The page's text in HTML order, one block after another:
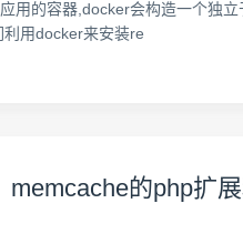
用的容器,docker会构造一个独
用docker来安装re
memcache的php扩